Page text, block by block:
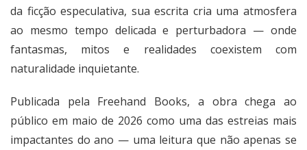
da ficção especulativa, sua escrita cria uma atmosfera
ao mesmo tempo delicada e perturbadora — onde
fantasmas, mitos e realidades coexistem com
naturalidade inquietante.
Publicada pela Freehand Books, a obra chega ao
público em maio de 2026 como uma das estreias mais
impactantes do ano — uma leitura que não apenas se